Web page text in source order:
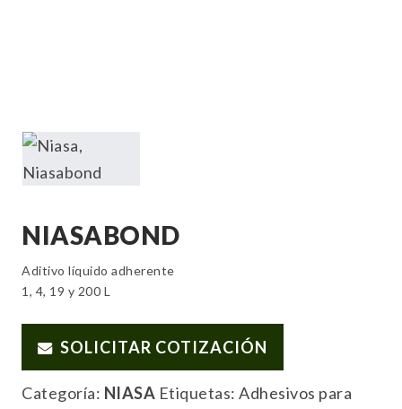
NIASABOND
Aditivo líquido adherente
1, 4, 19 y 200 L
SOLICITAR COTIZACIÓN
Categoría: NIASA Etiquetas: Adhesivos para